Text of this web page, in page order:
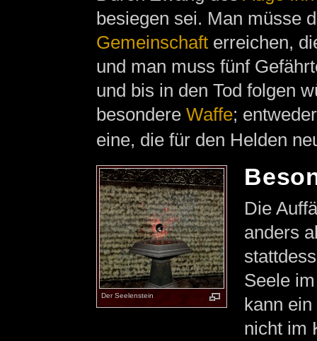
besiegen sei. Man müsse
Gemeinschafterreichen,
und man muss fünf
und bis in den Tod folgen
besondere Waffe;
eine, die für den Helden
Der Seelenstein
Die
anders
Seele
kann
nicht im